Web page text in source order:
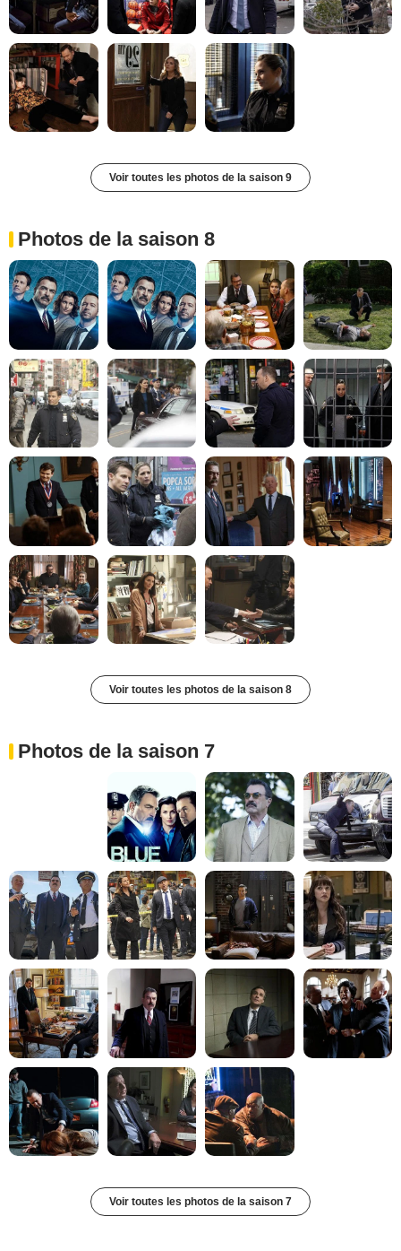
Voir toutes les photos de la saison 9
Photos de la saison 8
Voir toutes les photos de la saison 8
Photos de la saison 7
Voir toutes les photos de la saison 7